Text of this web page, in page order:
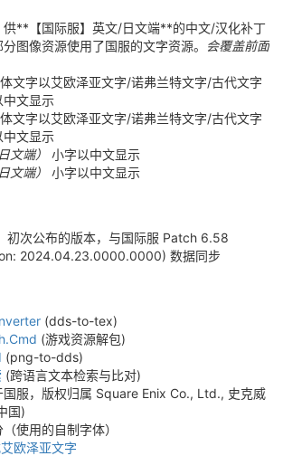
供**【国际服】英文/日文端**的中文/汉化补丁
图像资源使用了国服的文字资源。
会覆盖前面
文字以艾欧泽亚文字/诺弗兰特文字/古代文字
中文显示
文字以艾欧泽亚文字/诺弗兰特文字/古代文字
中文显示
文端）
小字以中文显示
文端） 小字以中文显示
初次公布的版本，与国际服 Patch 6.58
2024.04.23.0000.0000) 数据同步
(dds-to-tex)
(游戏资源解包)
(png-to-dds)
(跨语言文本检索与比对)
国服，版权归属 Square Enix Co., Ltd., 史克威
国)
使用的自制字体）
欧泽亚文字